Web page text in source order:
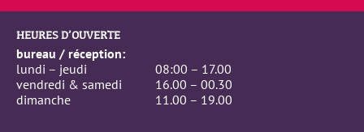
HEURES D’OUVERTE
bureau / réception:
lundi – jeudi
08:00 – 17.00
vendredi & samedi
16.00 – 00.30
dimanche
11.00 – 19.00